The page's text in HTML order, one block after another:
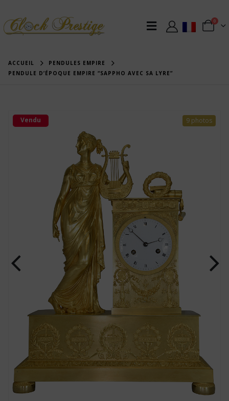
0
ACCUEIL
PENDULES EMPIRE
PENDULE D’ÉPOQUE EMPIRE “SAPPHO AVEC SA LYRE”
9 photos
Vendu